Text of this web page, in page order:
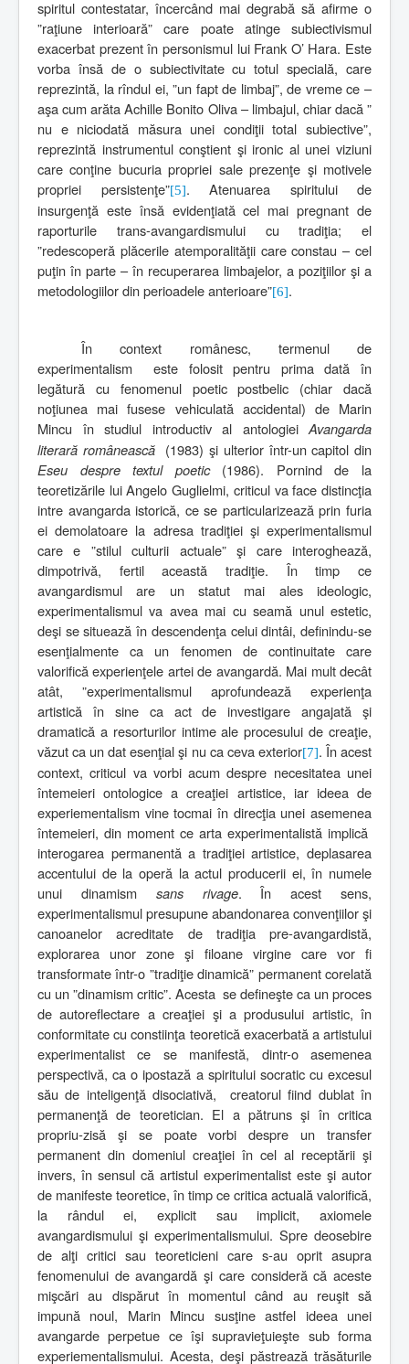
spiritul contestatar, încercând mai degrabă să afirme o
”raţiune interioară” care poate atinge subiectivismul
exacerbat prezent în personismul lui Frank O’ Hara. Este
vorba însă de o subiectivitate cu totul specială, care
reprezintă, la rîndul ei, ”un fapt de limbaj”, de vreme ce –
aşa cum arăta Achille Bonito Oliva – limbajul, chiar dacă ”
nu e niciodată măsura unei condiţii total subiective”,
reprezintă instrumentul conştient şi ironic al unei viziuni
care conţine bucuria propriei sale prezenţe şi motivele
propriei persistenţe”[5]. Atenuarea spiritului de
insurgenţă este însă evidenţiată cel mai pregnant de
raporturile trans-avangardismului cu tradiţia; el
”redescoperă plăcerile atemporalităţii care constau – cel
puţin în parte – în recuperarea limbajelor, a poziţiilor şi a
metodologiilor din perioadele anterioare”[6].
În context românesc, termenul de
experimentalism
este folosit pentru prima dată în
legătură cu fenomenul poetic postbelic (chiar dacă
noţiunea mai fusese vehiculată accidental) de Marin
Mincu în studiul introductiv al antologiei Avangarda
literară românească (1983) şi ulterior într-un capitol din
Eseu despre textul poetic(1986). Pornind de la
teoretizările lui Angelo Guglielmi, criticul va face distincţia
intre avangarda istorică, ce se particularizează prin furia
ei demolatoare la adresa tradiţiei şi experimentalismul
care e ”stilul culturii actuale” şi care interoghează,
dimpotrivă, fertil această tradiţie. În timp ce
avangardismul are un statut mai ales ideologic,
experimentalismul va avea mai cu seamă unul estetic,
deşi se situează în descendenţa celui dintâi, definindu-se
esenţialmente ca un fenomen de continuitate care
valorifică experienţele artei de avangardă. Mai mult decât
atât, ”experimentalismul aprofundează experienţa
artistică în sine ca act de investigare angajată şi
dramatică a resorturilor intime ale procesului de creaţie,
văzut ca un dat esenţial şi nu ca ceva exterior[7]. În acest
context, criticul va vorbi acum despre necesitatea unei
întemeieri ontologice a creaţiei artistice, iar ideea de
experiementalism vine tocmai în direcţia unei asemenea
întemeieri, din moment ce arta experimentalistă implică
interogarea permanentă a tradiţiei artistice, deplasarea
accentului de la operă la actul producerii ei, în numele
unui dinamism sans rivage. În acest sens,
experimentalismul presupune abandonarea convenţiilor şi
canoanelor acreditate de tradiţia pre-avangardistă,
explorarea unor zone şi filoane virgine care vor fi
transformate într-o ”tradiţie dinamică” permanent corelată
cu un ”dinamism critic”. Acesta se defineşte ca un proces
de autoreflectare a creaţiei şi a produsului artistic, în
conformitate cu constiinţa teoretică exacerbată a artistului
experimentalist ce se manifestă, dintr-o asemenea
perspectivă, ca o ipostază a spiritului socratic cu excesul
său de inteligenţă disociativă,
creatorul fiind dublat în
permanenţă de teoretician. El a pătruns şi în critica
propriu-zisă şi se poate vorbi despre un transfer
permanent din domeniul creaţiei în cel al receptării şi
invers, în sensul că artistul experimentalist este şi autor
de manifeste teoretice, în timp ce critica actuală valorifică,
la rândul ei, explicit sau implicit, axiomele
avangardismului şi experimentalismului. Spre deosebire
de alţi critici sau teoreticieni care s-au oprit asupra
fenomenului de avangardă şi care consideră că aceste
mişcări au dispărut în momentul când au reuşit să
impună noul, Marin Mincu susţine astfel ideea unei
avangarde perpetue ce îşi supravieţuieşte sub forma
experiementalismului. Acesta, deşi păstrează trăsăturile